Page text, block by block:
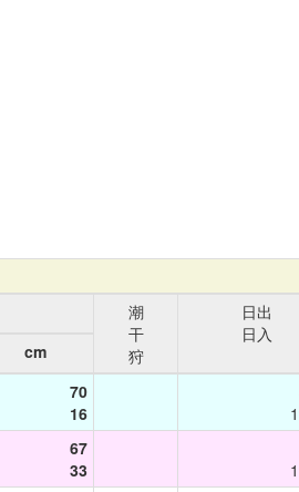
潮
干
狩
日出
日入
cm
70
16
67
33